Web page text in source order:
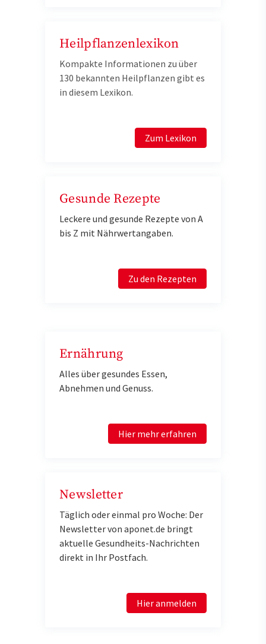
Heilpflanzenlexikon
Kompakte Informationen zu über
130 bekannten Heilpflanzen gibt es
in diesem Lexikon.
Zum Lexikon
Gesunde Rezepte
Leckere und gesunde Rezepte von A
bis Z mit Nährwertangaben.
Zu den Rezepten
Ernährung
Alles über gesundes Essen,
Abnehmen und Genuss.
Hier mehr erfahren
Newsletter
Täglich oder einmal pro Woche: Der
Newsletter von aponet.de bringt
aktuelle Gesundheits-Nachrichten
direkt in Ihr Postfach.
Hier anmelden